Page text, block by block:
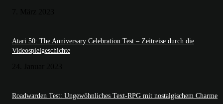
Atari 50: The Anniversary Celebration Test – Zeitreise durch die
Videospielgeschichte
Roadwarden Test: Ungewöhnliches Text-RPG mit nostalgischem Charme